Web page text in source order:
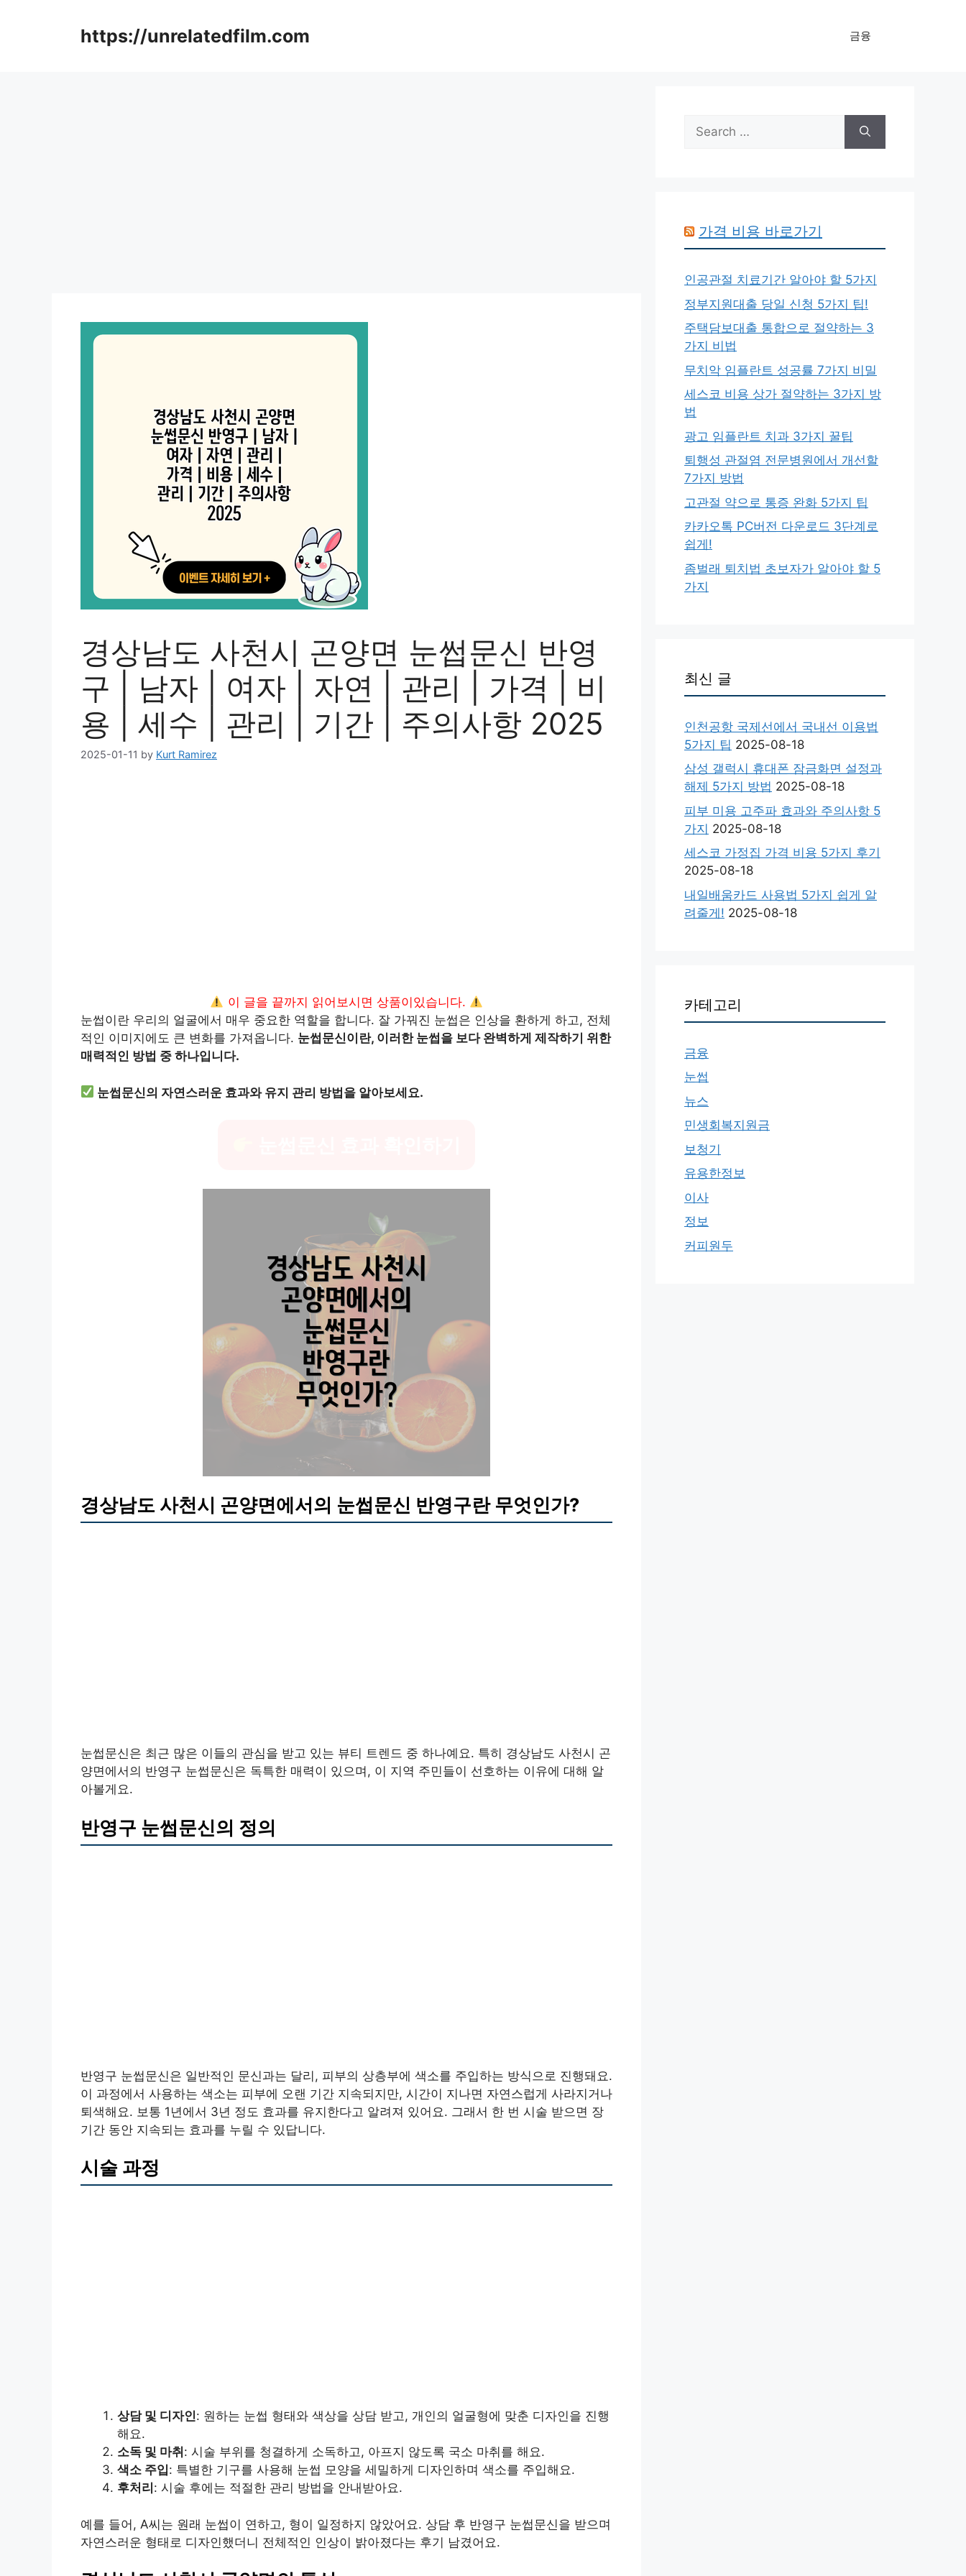
https://unrelatedfilm.com 금융
경상남도 사천시 곤양면 눈썹문신 반영
구 | 남자 | 여자 | 자연 | 관리 | 가격 | 비
용 | 세수 | 관리 | 기간 | 주의사항 2025
2025-01-11 by Kurt Ramirez
이 글을 끝까지 읽어보시면 상품이있습니다.
눈썹이란 우리의 얼굴에서 매우 중요한 역할을 합니다. 잘 가꿔진 눈썹은 인상을 환하게 하고, 전체
적인 이미지에도 큰 변화를 가져옵니다. 눈썹문신이란, 이러한 눈썹을 보다 완벽하게 제작하기 위한
매력적인 방법 중 하나입니다.
눈썹문신의 자연스러운 효과와 유지 관리 방법을 알아보세요.
경상남도 사천시 곤양면에서의 눈썹문신 반영구란 무엇인가?
눈썹문신은 최근 많은 이들의 관심을 받고 있는 뷰티 트렌드 중 하나예요. 특히 경상남도 사천시 곤
양면에서의 반영구 눈썹문신은 독특한 매력이 있으며, 이 지역 주민들이 선호하는 이유에 대해 알
아볼게요.
반영구 눈썹문신의 정의
반영구 눈썹문신은 일반적인 문신과는 달리, 피부의 상층부에 색소를 주입하는 방식으로 진행돼요.
이 과정에서 사용하는 색소는 피부에 오랜 기간 지속되지만, 시간이 지나면 자연스럽게 사라지거나
퇴색해요. 보통 1년에서 3년 정도 효과를 유지한다고 알려져 있어요. 그래서 한 번 시술 받으면 장
기간 동안 지속되는 효과를 누릴 수 있답니다.
시술 과정
상담 및 디자인: 원하는 눈썹 형태와 색상을 상담 받고, 개인의 얼굴형에 맞춘 디자인을 진행
해요.
소독 및 마취 : 시술 부위를 청결하게 소독하고, 아프지 않도록 국소 마취를 해요.
색소 주입: 특별한 기구를 사용해 눈썹 모양을 세밀하게 디자인하며 색소를 주입해요.
후처리 : 시술 후에는 적절한 관리 방법을 안내받아요.
예를 들어, A씨는 원래 눈썹이 연하고, 형이 일정하지 않았어요. 상담 후 반영구 눈썹문신을 받으며
자연스러운 형태로 디자인했더니 전체적인 인상이 밝아졌다는 후기 남겼어요.
Search
for:
가격 비용 바로가기
인공관절 치료기간 알아야 할 5가지
정부지원대출 당일 신청 5가지 팁!
주택담보대출 통합으로 절약하는 3
가지 비법
무치악 임플란트 성공률 7가지 비밀
세스코 비용 상가 절약하는 3가지 방
법
광고 임플란트 치과 3가지 꿀팁
퇴행성 관절염 전문병원에서 개선할
7가지 방법
고관절 약으로 통증 완화 5가지 팁
카카오톡 PC버전 다운로드 3단계로
쉽게!
좀벌래 퇴치법 초보자가 알아야 할 5
가지
최신 글
인천공항 국제선에서 국내선 이용법
5가지 팁 2025-08-18
삼성 갤럭시 휴대폰 잠금화면 설정과
해제 5가지 방법 2025-08-18
피부 미용 고주파 효과와 주의사항 5
가지 2025-08-18
세스코 가정집 가격 비용 5가지 후기
2025-08-18
내일배움카드 사용법 5가지 쉽게 알
려줄게! 2025-08-18
카테고리
금융
눈썹
뉴스
민생회복지원금
보청기
유용한정보
이사
정보
커피원두